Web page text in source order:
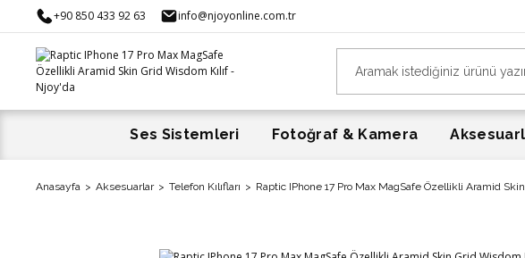
+90 850 433 92 63 info@njoyonline.com.tr
Ses Sistemleri Fotoğraf & Kamera
Anasayfa Aksesuarlar Telefon Kılıfları Raptic IPhone 17 Pro Max MagSafe Özellikli Aramid